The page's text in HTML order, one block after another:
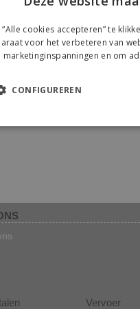
Vervoer
cookies accepteren” te
voor het verbeteren van
marketinginspanningen en om
CONFIGUREREN